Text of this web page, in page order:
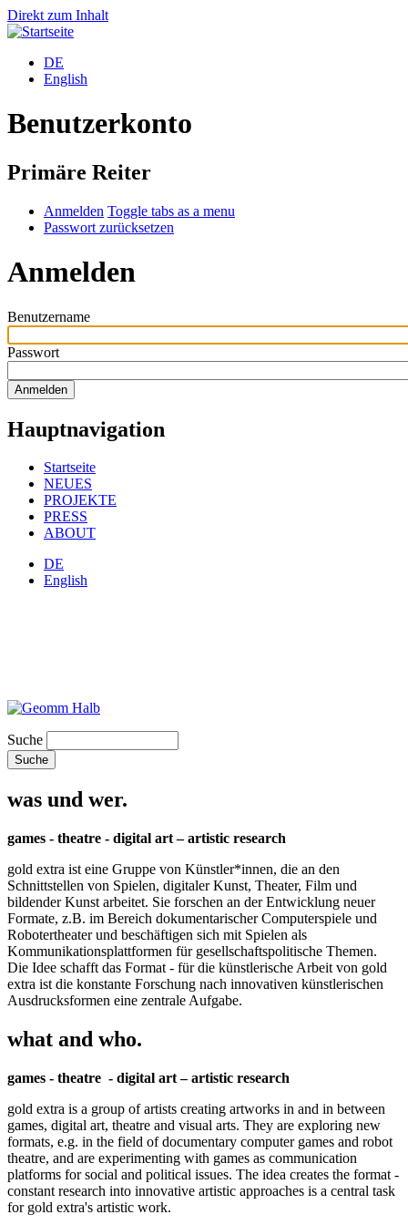
Direkt zum Inhalt
DE
English
Benutzerkonto
Primäre Reiter
Anmelden Toggle tabs as a menu
Passwort zurücksetzen
Anmelden
Benutzername
Passwort
Hauptnavigation
Startseite
NEUES
PROJEKTE
PRESS
ABOUT
DE
English
Suche
was und wer.
games - theatre - digital art – artistic research
gold extra ist eine Gruppe von Künstler*innen, die an den
Schnittstellen von Spielen, digitaler Kunst, Theater, Film und
bildender Kunst arbeitet. Sie forschen an der Entwicklung neuer
Formate, z.B. im Bereich dokumentarischer Computerspiele und
Robotertheater und beschäftigen sich mit Spielen als
Kommunikationsplattformen für gesellschaftspolitische Themen.
Die Idee schafft das Format - für die künstlerische Arbeit von gold
extra ist die konstante Forschung nach innovativen künstlerischen
Ausdrucksformen eine zentrale Aufgabe.
what and who.
games - theatre - digital art – artistic research
gold extra is a group of artists creating artworks in and in between
games, digital art, theatre and visual arts. They are exploring new
formats, e.g. in the field of documentary computer games and robot
theatre, and are experimenting with games as communication
platforms for social and political issues. The idea creates the format -
constant research into innovative artistic approaches is a central task
for gold extra's artistic work.